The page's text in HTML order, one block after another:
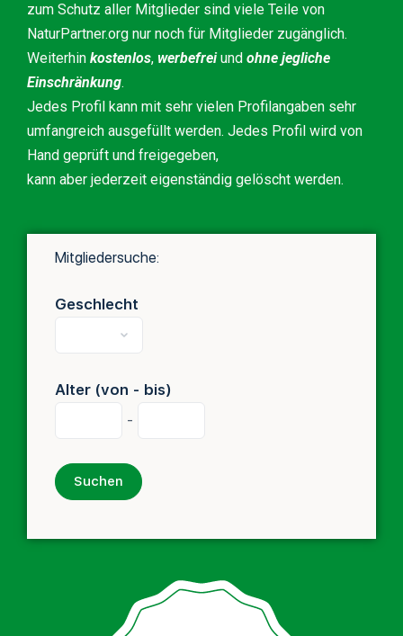
zum Schutz aller Mitglieder sind viele Teile von
NaturPartner.org nur noch für Mitglieder zugänglich.
Weiterhin kostenlos, werbefreiund ohne jegliche
Einschränkung.
Jedes Profil kann mit sehr vielen Profilangaben sehr
umfangreich ausgefüllt werden. Jedes Profil wird von
Hand geprüft und freigegeben,
kann aber jederzeit eigenständig gelöscht werden.
Mitgliedersuche:
Geschlecht
Alter (von - bis)
-
Suchen